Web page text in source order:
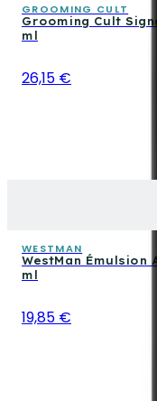
GROOMING CULT
Grooming Cult
ml
26,15 €
WESTMAN
WestMan Émulsion
ml
19,85 €